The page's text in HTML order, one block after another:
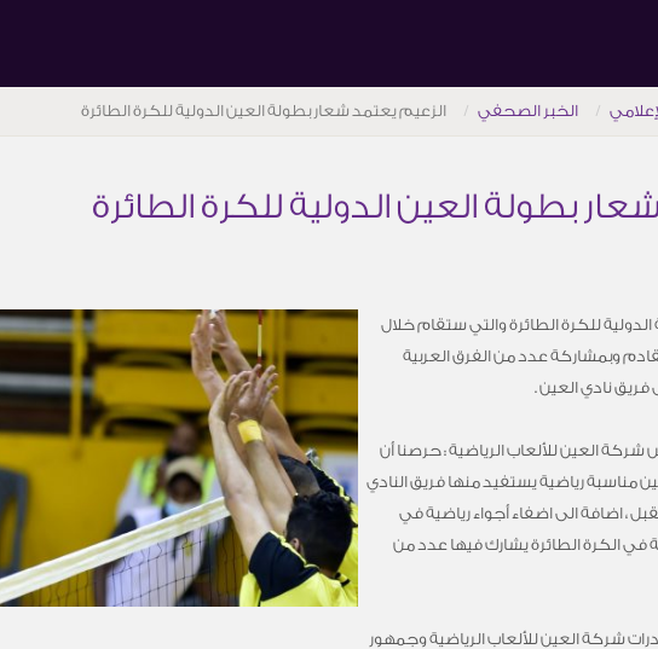
الخبر الصحفي الزعيم يعتمد شعار بطولة العين الدولية للكرة الطائرة
بطولة العين الدولية للكرة الطائرة
للكرة الطائرة والتي ستقام خلال
28 اغسطس القادم وبمشاركة عدد من الفرق العربية
فريق نادي العين .
العين للألعاب الرياضية : حرصنا أن
مناسبة رياضية يستفيد منها فريق النادي
، اضافة الى اضفاء أجواء رياضية في
الكرة الطائرة يشارك فيها عدد من
شركة العين للألعاب الرياضية وجمهور